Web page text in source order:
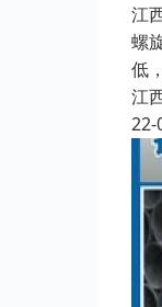
江
螺
低
江
22-